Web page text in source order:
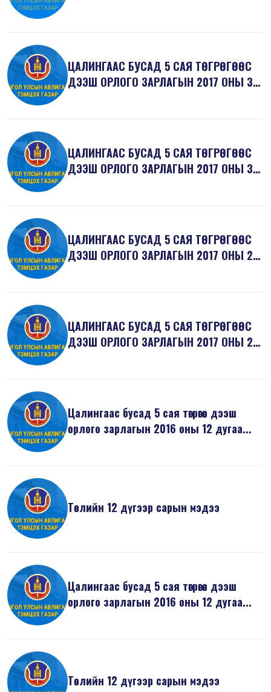
ЦАЛИНГААС БУСАД 5 САЯ ТӨГРӨГӨӨС
ДЭЭШ ОРЛОГО ЗАРЛАГЫН 2017 ОНЫ 3
ЦАЛИНГААС БУСАД 5 САЯ ТӨГРӨГӨӨС
ДЭЭШ ОРЛОГО ЗАРЛАГЫН 2017 ОНЫ 3
ЦАЛИНГААС БУСАД 5 САЯ ТӨГРӨГӨӨС
ДЭЭШ ОРЛОГО ЗАРЛАГЫН 2017 ОНЫ 2
ЦАЛИНГААС БУСАД 5 САЯ ТӨГРӨГӨӨС
ДЭЭШ ОРЛОГО ЗАРЛАГЫН 2017 ОНЫ 2
Цалингаас бусад 5 сая төгрөгөөс дээш
орлого зарлагын 2016 оны 12 дугаа...
Төслийн 12 дүгээр сарын мэдээ
Цалингаас бусад 5 сая төгрөгөөс дээш
орлого зарлагын 2016 оны 12 дугаа...
Төслийн 12 дүгээр сарын мэдээ